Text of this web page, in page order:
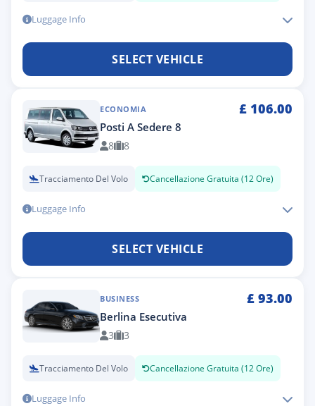
Luggage Info
SELECT VEHICLE
ECONOMIA £ 106.00
Posti A Sedere 8
8 8
Tracciamento Del Volo Cancellazione Gratuita (12 Ore)
Luggage Info
SELECT VEHICLE
BUSINESS £ 93.00
Berlina Esecutiva
3 3
Tracciamento Del Volo Cancellazione Gratuita (12 Ore)
Luggage Info